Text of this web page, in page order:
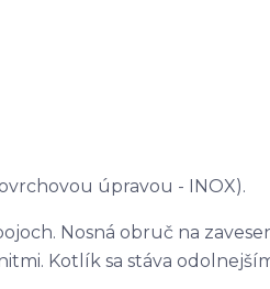
úpravou - INOX).
Nosná obruč na
Kotlík sa stáva